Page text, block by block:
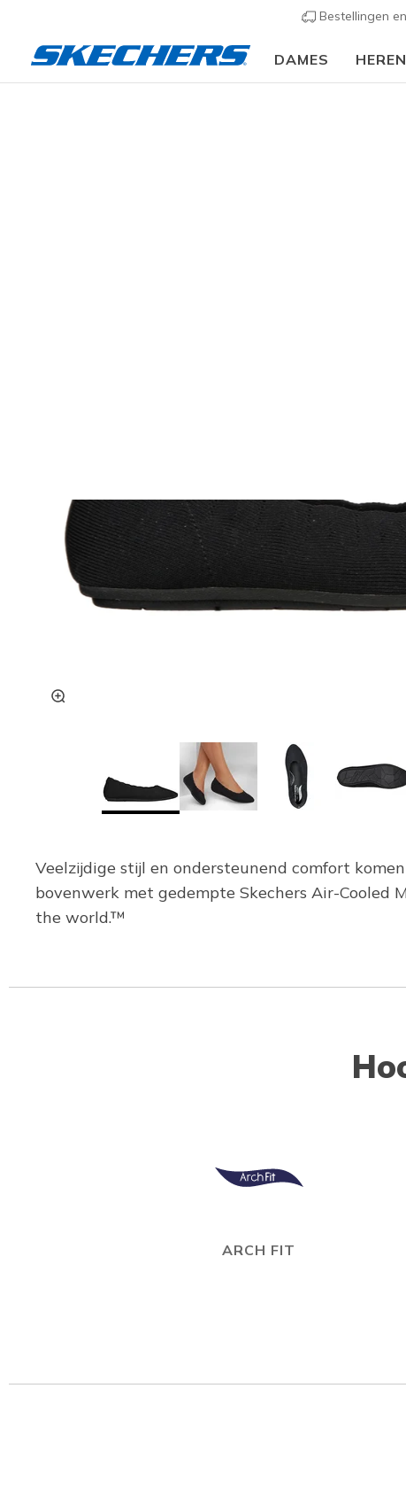
Bestellingen
DAMES HEREN
Veelzijdige stijl en ondersteunend comfort
bovenwerk met gedempte Skechers Air-Cooled
the world.™
ARCH FIT